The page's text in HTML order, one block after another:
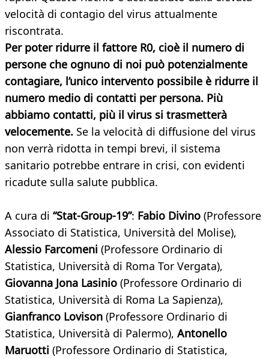
velocità di contagio del virus attualmente
riscontrata.
Per poter ridurre il fattore R0, cioè il numero di
persone che ognuno di noi può potenzialmente
contagiare, l’unico intervento possibile è ridurre il
numero medio di contatti per persona. Più
abbiamo contatti, più il virus si trasmetterà
velocemente. Se la velocità di diffusione del virus
non verrà ridotta in tempi brevi, il sistema
sanitario potrebbe entrare in crisi, con evidenti
ricadute sulla salute pubblica.
A cura di “Stat-Group-19”: Fabio Divino (Professore
Associato di Statistica, Università del Molise),
Alessio Farcomeni (Professore Ordinario di
Statistica, Università di Roma Tor Vergata),
Giovanna Jona Lasinio (Professore Ordinario di
Statistica, Università di Roma La Sapienza),
Gianfranco Lovison (Professore Ordinario di
Statistica, Università di Palermo), Antonello
Maruotti (Professore Ordinario di Statistica,